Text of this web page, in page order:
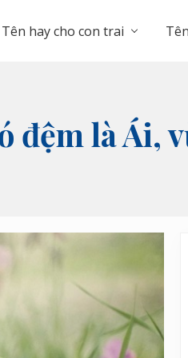
Tên hay cho con trai
đệm là Ái,